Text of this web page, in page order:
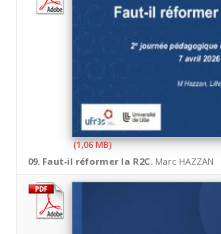
09. Faut-il réformer la R2C. Marc HAZZAN